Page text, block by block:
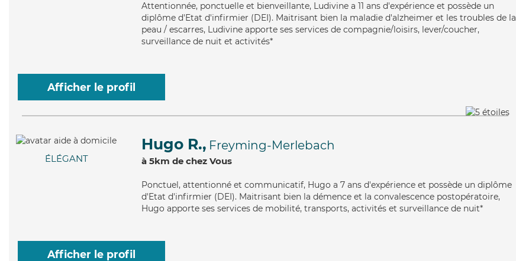
Attentionnée, ponctuelle et bienveillante, Ludivine a 11 ans d'expérience et possède un
diplôme d'Etat d'infirmier (DEI). Maitrisant bien la maladie d'alzheimer et les troubles de la
peau / escarres, Ludivine apporte ses services de compagnie/loisirs, lever/coucher,
surveillance de nuit et activités*
Afficher le profil
ÉLÉGANT
Hugo R., Freyming-Merlebach
à 5km de chez Vous
Ponctuel, attentionné et communicatif, Hugo a 7 ans d'expérience et possède un diplôme
d'Etat d'infirmier (DEI). Maitrisant bien la démence et la convalescence postopératoire,
Hugo apporte ses services de mobilité, transports, activités et surveillance de nuit*
Afficher le profil